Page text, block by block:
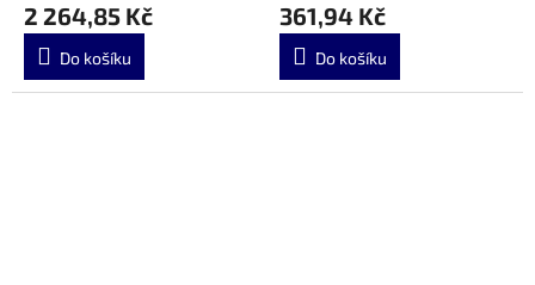
2 264,85 Kč
Do košíku
361,94 Kč
Do košíku